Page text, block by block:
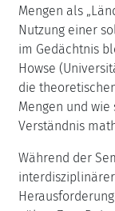
Mengen als
Nutzung einer
im Gedächtnis
Howse
die
Mengen und
Verständnis
Während der